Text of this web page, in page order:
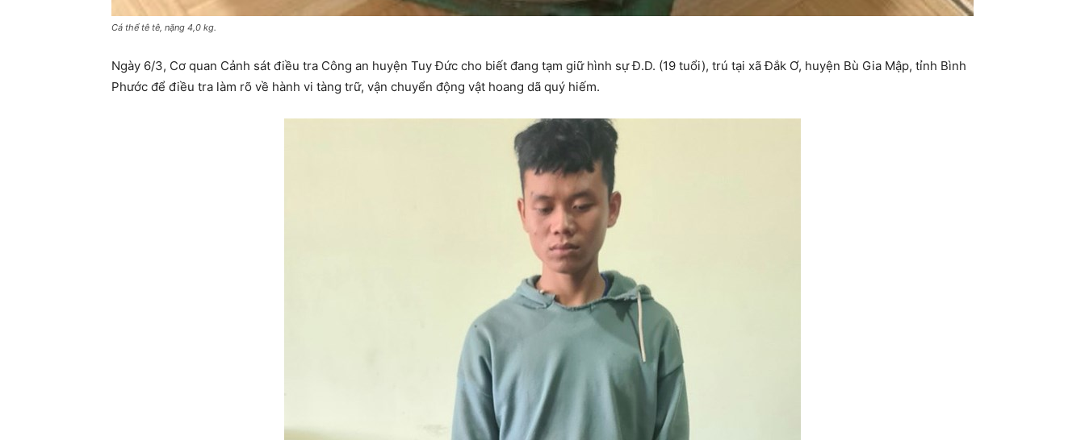
Cá thể tê tê, nặng 4,0 kg.
Ngày 6/3, Cơ quan Cảnh sát điều tra Công an huyện Tuy Đức cho biết đang tạm giữ hình sự Đ.D. (19 tuổi), trú tại xã Đắk Ơ, huyện Bù Gia Mập, tỉnh Bình
Phước để điều tra làm rõ về hành vi tàng trữ, vận chuyển động vật hoang dã quý hiếm.